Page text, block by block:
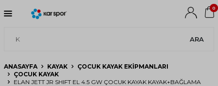
ARA
0
ANASAYFA KAYAK
ÇOCUK KAYAK EKIPMANLARI
ÇOCUK KAYAK
ELAN JETT JR SHIFT EL 4.5 GW ÇOCUK KAYAK KAYAK+BAĞLAMA